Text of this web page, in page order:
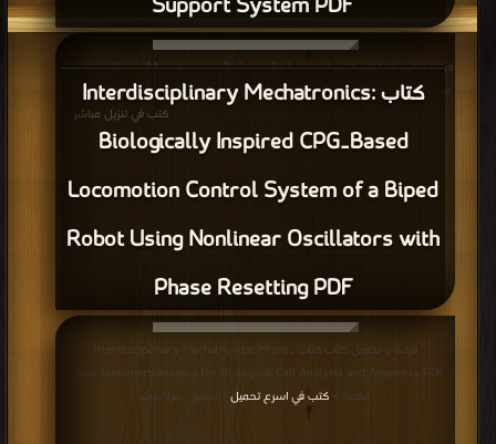
كتاب Interdisciplinary Mechatronics:
Biologically Inspired CPG‐Based
Locomotion Control System of a Biped
Robot Using Nonlinear Oscillators with
Phase Resetting PDF
قراءة و تحميل كتاب كتاب Interdisciplinary Mechatronics: Biologically Inspired
CPG‐Based Locomotion Control System of a Biped Robot Using Nonlinear
كتب في تنزيل مباشر
التحميل : مرة/مرات
قراءة و تحميل كتاب كتاب Interdisciplinary Mechatronics: Micro‐
Nanomechatronics for Biological Cell Analysis and Assembly PDF مجانا |
مكتبة >كتب في اسرع تحميل | التحميل : مرة/مرات